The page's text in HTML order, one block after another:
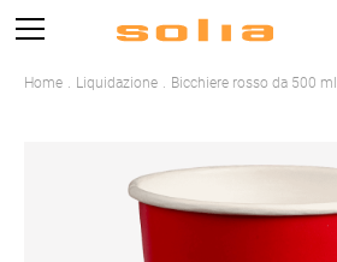
Home Liquidazione Bicchiere rosso da 500 ml